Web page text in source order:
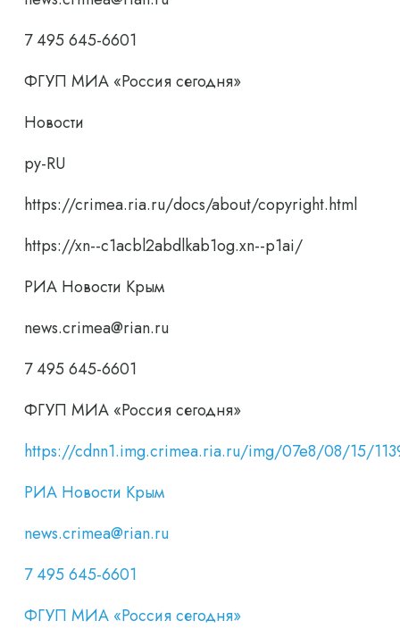
7 495 645-6601
ФГУП МИА «Россия сегодня»
Новости
ру-RU
https://crimea.ria.ru/docs/about/copyright.html
https://xn--c1acbl2abdlkab1og.xn--p1ai/
РИА Новости Крым
news.crimea@rian.ru
7 495 645-6601
ФГУП МИА «Россия сегодня»
https://cdnn1.img.crimea.ria.ru/img/07e8/08/15/
РИА Новости Крым
news.crimea@rian.ru
7 495 645-6601
ФГУП МИА «Россия сегодня»